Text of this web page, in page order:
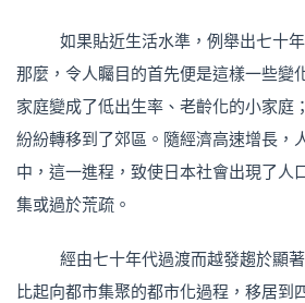
如果貼近生活水準，例舉出七十
那麼，令人矚目的首先便是這樣一些變
家庭變成了低出生率、老齡化的小家庭
紛紛轉移到了郊區。隨經濟高速增長，
中，這一進程，致使日本社會出現了人
集或過於荒疏。
經由七十年代過渡而越發趨於顯
比起向都市集聚的都市化過程，移居到